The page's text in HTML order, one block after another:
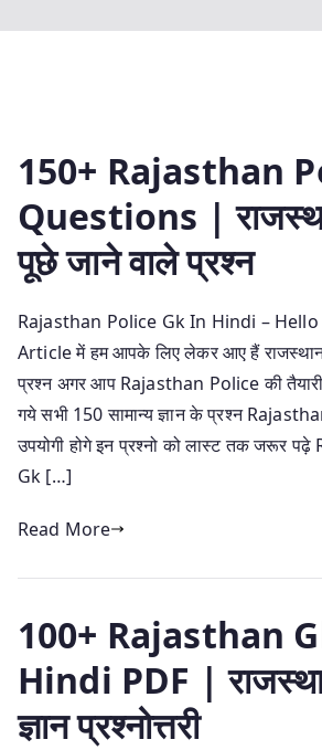
150+ Rajasthan
Questions |
पूछे जाने वाले प्रश्न
Rajasthan Police Gk In Hindi –
Article में हम आपके लिए लेकर आए हैं
प्रश्न अगर आप Rajasthan Police की तैयारी
गये सभी 150 सामान्य ज्ञान के प्रश्न
उपयोगी होगे इन प्रश्नो को लास्ट तक जरूर
Gk […]
Read More
100+ Rajasthan
Hindi PDF |
ज्ञान प्रश्नोत्तरी